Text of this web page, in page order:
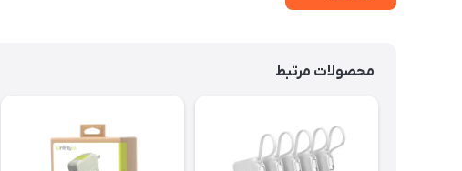
محصولات مرتبط